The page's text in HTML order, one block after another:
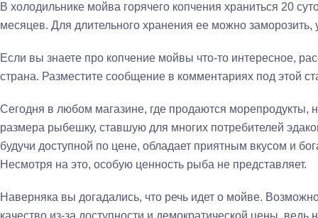
В холодильнике мойва горячего копчения храниться 20
месяцев. Для длительного хранения ее можно заморозить,
Если вы знаете про копчение мойвы что-то интересное,
страна. Разместите сообщение в комментариях под этой
Сегодня в любом магазине, где продаются морепродукты,
размера рыбешку, ставшую для многих потребителей
будучи доступной по цене, обладает приятным вкусом и
Несмотря на это, особую ценность рыба не представляет.
Наверняка вы догадались, что речь идет о мойве.
качество из-за доступности и демократической цены, ведь